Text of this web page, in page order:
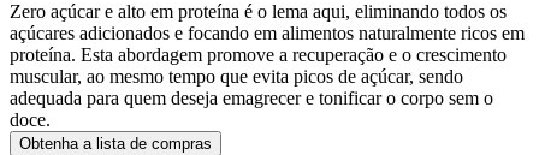
Zero açúcar e alto em proteína é o lema aqui, eliminando todos os
açúcares adicionados e focando em alimentos naturalmente ricos em
proteína. Esta abordagem promove a recuperação e o crescimento
muscular, ao mesmo tempo que evita picos de açúcar, sendo
adequada para quem deseja emagrecer e tonificar o corpo sem o
doce.
Obtenha a lista de compras